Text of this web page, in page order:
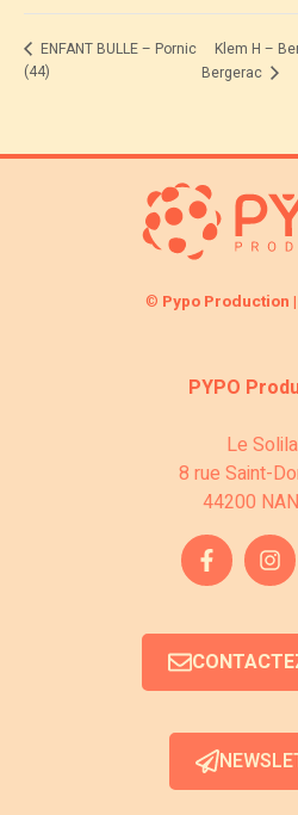
ENFANT BULLE – Pornic
(44)
Klem H –
Bergerac
© Pypo Production
PYPO
Le
8 rue Saint-
44200